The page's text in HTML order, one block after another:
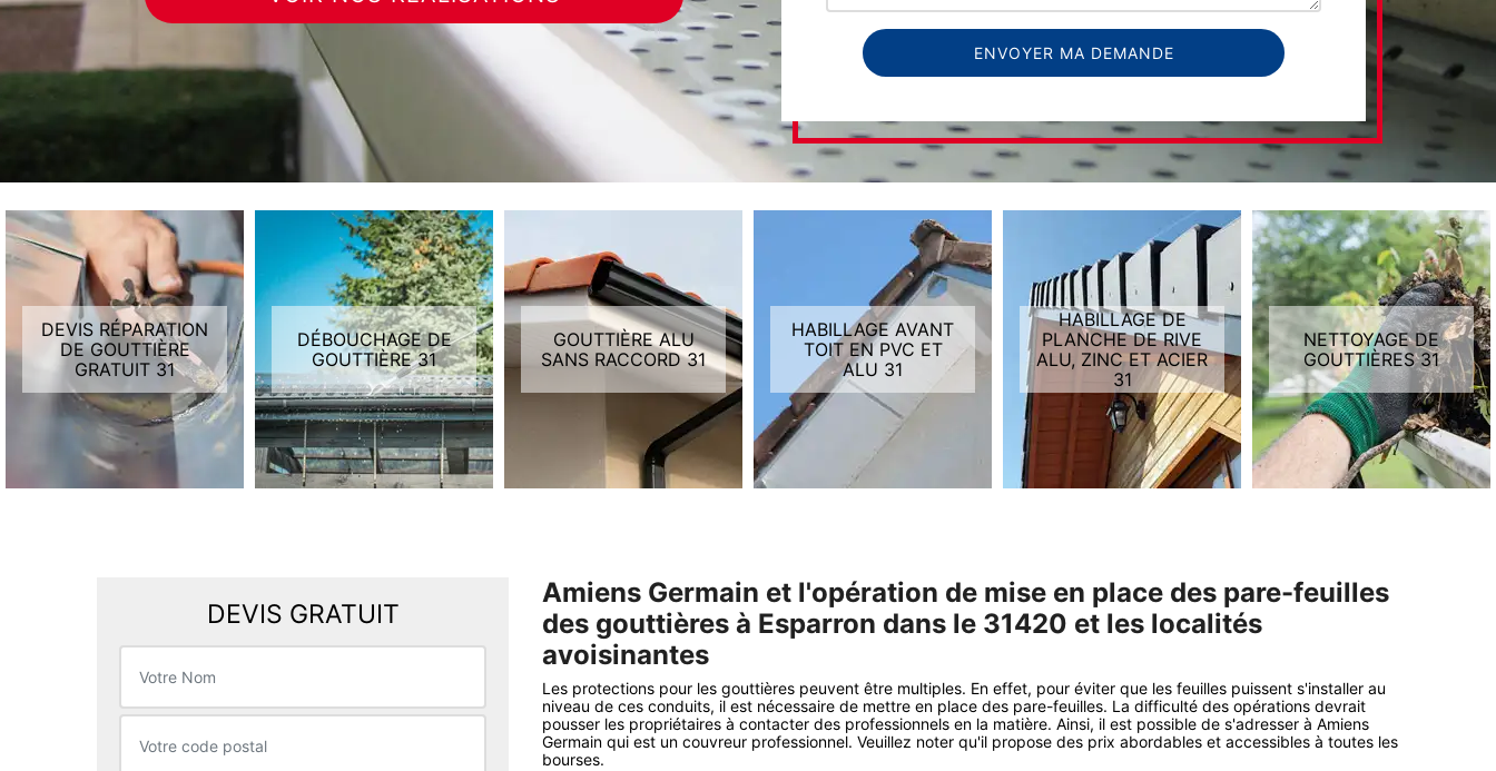
DEVIS RÉPARATION
DE GOUTTIÈRE
GRATUIT 31
DÉBOUCHAGE DE
GOUTTIÈRE 31
GOUTTIÈRE ALU
SANS RACCORD 31
HABILLAGE AVANT
TOIT EN PVC ET
ALU 31
HABILLAGE DE
PLANCHE DE RIVE
ALU, ZINC ET ACIER
31
NETTOYAGE DE
GOUTTIÈRES 31
DEVIS GRATUIT
Amiens Germain et l'opération de mise en place des pare-feuilles
des gouttières à Esparron dans le 31420 et les localités
avoisinantes
Les protections pour les gouttières peuvent être multiples. En effet, pour éviter que les feuilles puissent s'installer au
niveau de ces conduits, il est nécessaire de mettre en place des pare-feuilles. La difficulté des opérations devrait
pousser les propriétaires à contacter des professionnels en la matière. Ainsi, il est possible de s'adresser à Amiens
Germain qui est un couvreur professionnel. Veuillez noter qu'il propose des prix abordables et accessibles à toutes les
bourses.